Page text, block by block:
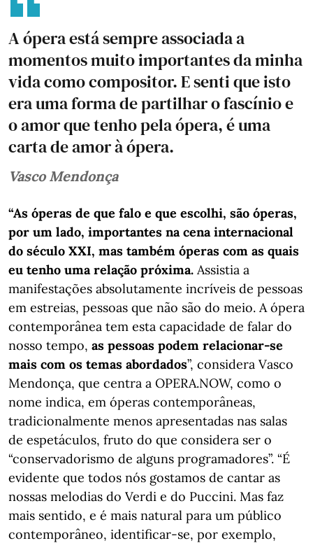
A ópera está sempre associada a
momentos muito importantes da minha
vida como compositor. E senti que isto
era uma forma de partilhar o fascínio e
o amor que tenho pela ópera, é uma
carta de amor à ópera.
Vasco Mendonça
“As óperas de que falo e que escolhi, são óperas,
por um lado, importantes na cena internacional
do século XXI, mas também óperas com as quais
eu tenho uma relação próxima. Assistia a
manifestações absolutamente incríveis de pessoas
em estreias, pessoas que não são do meio. A ópera
contemporânea tem esta capacidade de falar do
nosso tempo, as pessoas podem relacionar-se
mais com os temas abordados”, considera Vasco
Mendonça, que centra a OPERA.NOW, como o
nome indica, em óperas contemporâneas,
tradicionalmente menos apresentadas nas salas
de espetáculos, fruto do que considera ser o
“conservadorismo de alguns programadores”. “É
evidente que todos nós gostamos de cantar as
nossas melodias do Verdi e do Puccini. Mas faz
mais sentido, e é mais natural para um público
contemporâneo, identificar-se, por exemplo,